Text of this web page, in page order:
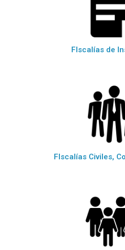
FIscalías de
FIscalías Civiles,